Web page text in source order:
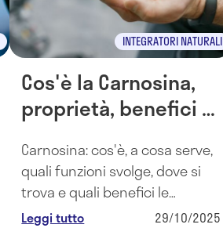
INTEGRATORI NATURALI
Cos'è la Carnosina,
proprietà, benefici e
Carnosina: cos'è, a cosa serve,
quali funzioni svolge, dove si
trova e quali benefici le
vengono riconosciuti,
Leggi tutto 29/10/2025